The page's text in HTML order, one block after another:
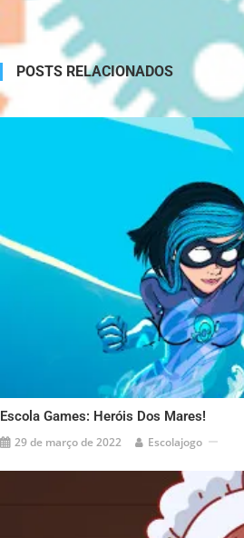
POSTS RELACIONADOS
Escola Games: Heróis Dos Mares!
29 de março de 2022 Escolajogo